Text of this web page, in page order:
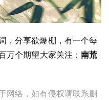
，分享欲爆棚，有一个每
万个期望大家关注： 南荒
网络，如有侵权请联系删